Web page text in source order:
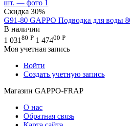
Скидка 30%
G91-80 GAPPO Подводка для воды
В наличии
1 031 80 Р 1 47400 Р
Моя учетная запись
Войти
Создать учетную запись
Магазин GAPPO-FRAP
О нас
Обратная связь